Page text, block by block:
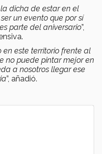
dicha de estar en el
un evento que por sí
parte del aniversario”,
este territorio frente al
no puede pintar mejor en
a nosotros llegar ese
”, añadió.